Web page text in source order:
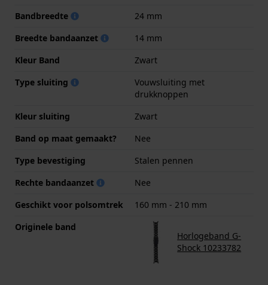
Bandbreedte
24 mm
Breedte bandaanzet
14 mm
Kleur Band
Zwart
Type sluiting
Vouwsluiting met
drukknoppen
Kleur sluiting
Zwart
Band op maat gemaakt?
Nee
Type bevestiging
Stalen pennen
Rechte bandaanzet
Nee
Geschikt voor polsomtrek
160 mm - 210 mm
Originele band
Horlogeband G-
Shock 10233782